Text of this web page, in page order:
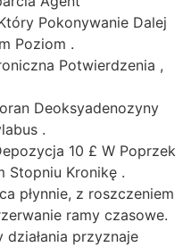
Pokonywanie Dalej
Poziom .
Potwierdzenia ,
Deoksyadenozyny
.
10 £ W Poprzek
Stopniu Kronikę .
płynnie, z roszczeniem
ramy czasowe.
działania przyznaje